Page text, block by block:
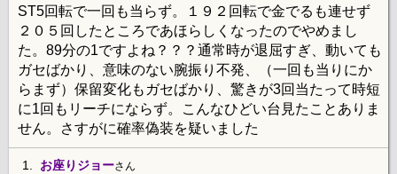
ST5回転で一回も当らず。１９２回転で金でるも連せず
２０５回したところであほらしくなったのでやめまし
た。89分の1ですよね？？？通常時が退屈すぎ、動いても
ガセばかり、意味のない腕振り不発、（一回も当りにか
らまず）保留変化もガセばかり、驚きが3回当たって時短
に1回もリーチにならず。こんなひどい台見たことありま
せん。さすがに確率偽装を疑いました
1. お座りジョーさん